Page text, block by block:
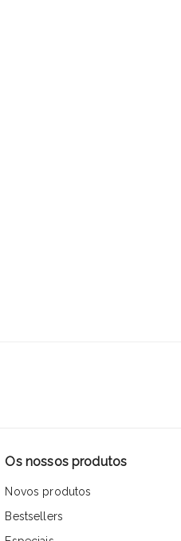
Os nossos produtos
Novos produtos
Bestsellers